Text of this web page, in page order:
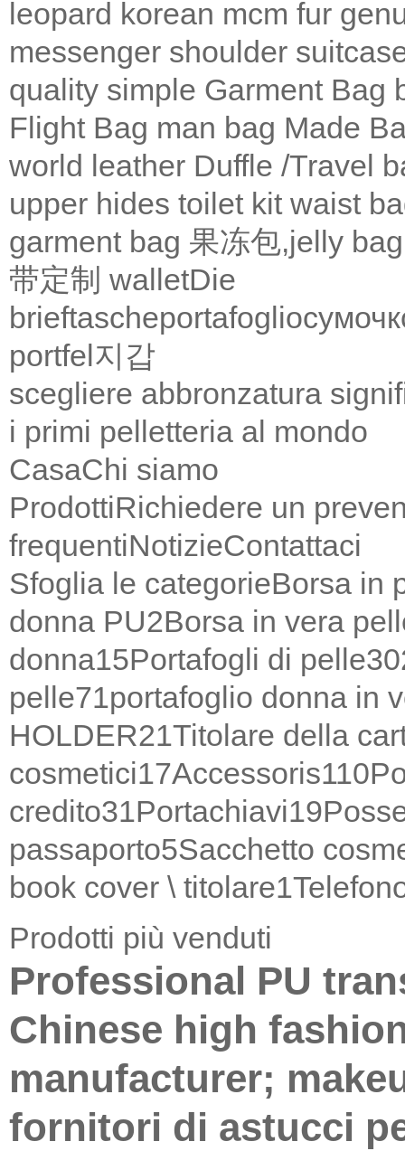
leopard korean mcm fur
messenger shoulder
quality simple Garment Bag
Flight Bag man bag Made
world leather Duffle /Travel
upper hides toilet kit waist
garment bag 果冻包,jelly bag
带定制 walletDie
brieftascheportafoglioсумочк
portfel지갑
scegliere abbronzatura
i primi pelletteria al mondo
CasaChi siamo
ProdottiRichiedere un
frequentiNotizieContattaci
Sfoglia le categorieBorsa in
donna PU2Borsa in vera
donna15Portafogli di pelle
pelle71portafoglio donna in
HOLDER21Titolare della
cosmetici17Accessoris110
credito31Portachiavi19
passaporto5Sacchetto
book cover \ titolare1
Prodotti più venduti
Professional PU
Chinese high
manufacturer;
fornitori di astucci